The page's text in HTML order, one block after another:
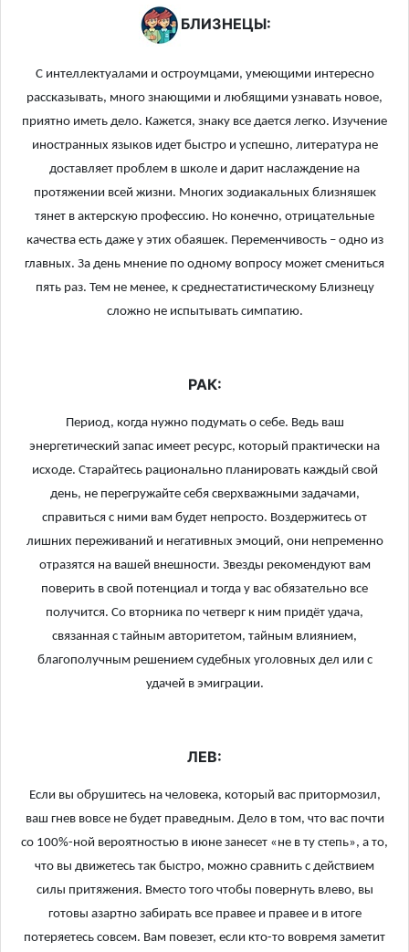
БЛИЗНЕЦЫ:
С интеллектуалами и остроумцами, умеющими интересно
рассказывать, много знающими и любящими узнавать новое,
приятно иметь дело. Кажется, знаку все дается легко. Изучение
иностранных языков идет быстро и успешно, литература не
доставляет проблем в школе и дарит наслаждение на
протяжении всей жизни. Многих зодиакальных близняшек
тянет в актерскую профессию. Но конечно, отрицательные
качества есть даже у этих обаяшек. Переменчивость – одно из
главных. За день мнение по одному вопросу может смениться
пять раз. Тем не менее, к среднестатистическому Близнецу
сложно не испытывать симпатию.
РАК:
Период, когда нужно подумать о себе. Ведь ваш
энергетический запас имеет ресурс, который практически на
исходе. Старайтесь рационально планировать каждый свой
день, не перегружайте себя сверхважными задачами,
справиться с ними вам будет непросто. Воздержитесь от
лишних переживаний и негативных эмоций, они непременно
отразятся на вашей внешности. Звезды рекомендуют вам
поверить в свой потенциал и тогда у вас обязательно все
получится. Со вторника по четверг к ним придёт удача,
связанная с тайным авторитетом, тайным влиянием,
благополучным решением судебных уголовных дел или с
удачей в эмиграции.
ЛЕВ:
Если вы обрушитесь на человека, который вас притормозил,
ваш гнев вовсе не будет праведным. Дело в том, что вас почти
со 100%-ной вероятностью в июне занесет «не в ту степь», а то,
что вы движетесь так быстро, можно сравнить с действием
силы притяжения. Вместо того чтобы повернуть влево, вы
готовы азартно забирать все правее и правее и в итоге
потеряетесь совсем. Вам повезет, если кто-то вовремя заметит